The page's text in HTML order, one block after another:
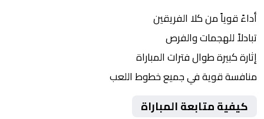
أداءً قوياً من كلا الفريقين
تبادلاً للهجمات والفرص
إثارة كبيرة طوال فترات المباراة
منافسة قوية في جميع خطوط اللعب
كيفية متابعة المباراة